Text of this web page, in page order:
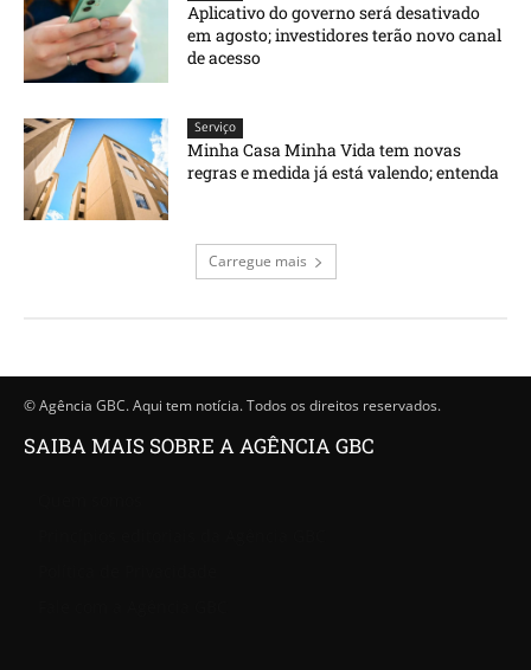
Aplicativo do governo será desativado
em agosto; investidores terão novo canal
de acesso
Serviço
Minha Casa Minha Vida tem novas
regras e medida já está valendo; entenda
Carregue mais
© Agência GBC. Aqui tem notícia. Todos os direitos reservados.
SAIBA MAIS SOBRE A AGÊNCIA GBC